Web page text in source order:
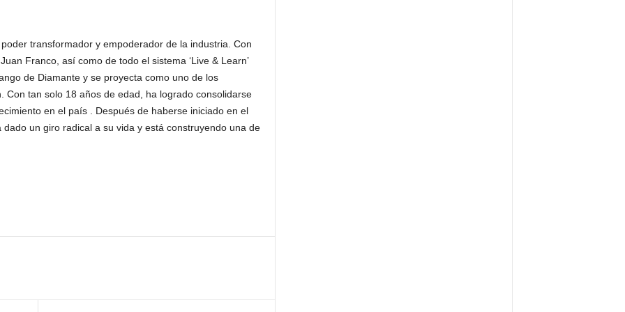
transformador y empoderador de la industria. Con
Franco, así como de todo el sistema ‘Live & Learn’
de Diamante y se proyecta como uno de los
Con tan solo 18 años de edad, ha logrado consolidarse
en el país . Después de haberse iniciado en el
un giro radical a su vida y está construyendo una de